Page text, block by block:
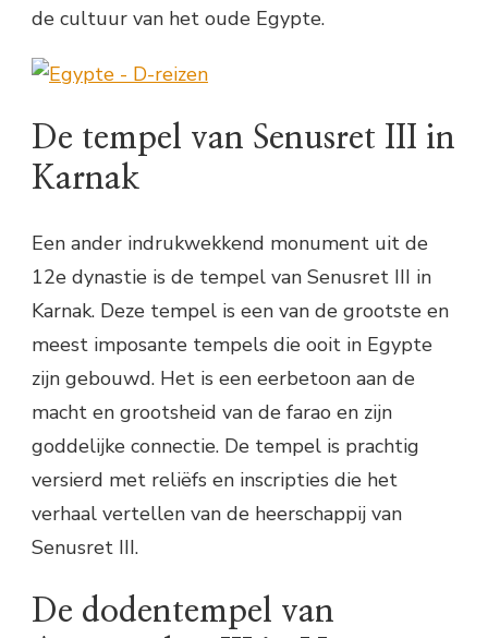
de cultuur van het oude Egypte.
De tempel van Senusret III in
Karnak
Een ander indrukwekkend monument uit de
12e dynastie is de tempel van Senusret III in
Karnak. Deze tempel is een van de grootste en
meest imposante tempels die ooit in Egypte
zijn gebouwd. Het is een eerbetoon aan de
macht en grootsheid van de farao en zijn
goddelijke connectie. De tempel is prachtig
versierd met reliëfs en inscripties die het
verhaal vertellen van de heerschappij van
Senusret III.
De dodentempel van